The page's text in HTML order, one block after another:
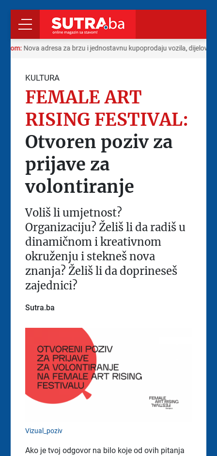
Nova adresa za brzu i jednostavnu kupoprodaju vozila, dijelova i
KULTURA
FEMALE ART
RISING FESTIVAL:
Otvoren poziv za
prijave za
volontiranje
Voliš li umjetnost?
Organizaciju? Želiš li da radiš u
dinamičnom i kreativnom
okruženju i stekneš nova
znanja? Želiš li da doprineseš
zajednici?
Sutra.ba
Vizual_poziv
Ako je tvoj odgovor na bilo koje od ovih pitanja